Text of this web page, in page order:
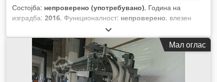
Состојба: непроверено (употребувано), Година на
изградба: 2016, Функционалност: непроверено, влезен
15 A
Hz, Опрема:документација / прирачник,
Мал оглас